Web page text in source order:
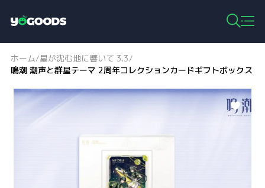
o
g
o
o
s
ホーム/星が沈む地に響いて 3.3/
鳴潮 潮声と群星テーマ 2周年コレクションカードギフトボックス